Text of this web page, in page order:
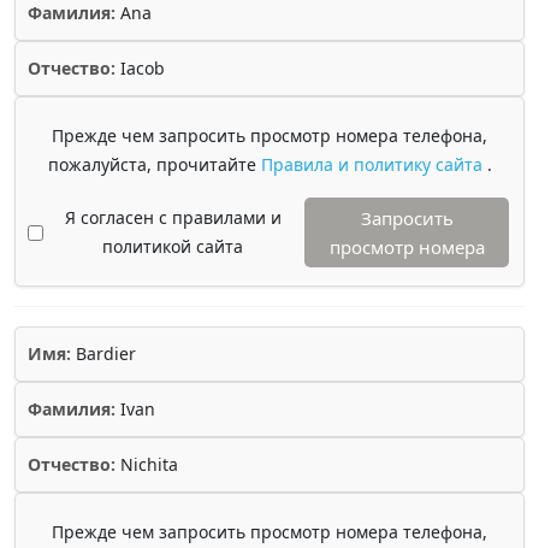
Фамилия: Ana
Отчество: Iacob
Прежде чем запросить просмотр номера телефона,
пожалуйста, прочитайте Правила и политику сайта .
Я согласен с правилами и
политикой сайта
Запросить
просмотр номера
Имя: Bardier
Фамилия: Ivan
Отчество: Nichita
Прежде чем запросить просмотр номера телефона,